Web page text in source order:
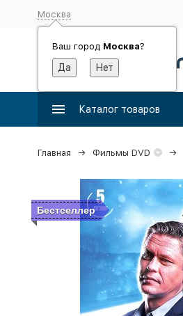
Москва
Ваш город Москва?
Каталог товаров
Главная Фильмы DVD
Бестселлер